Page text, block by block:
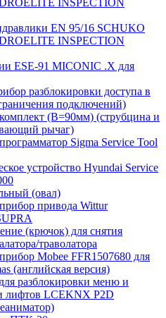
INSPECTION
EN 95/16 SCHUKO
INSPECTION
ESE-91 MICONIC .X для
разблокировки доступа в
подключений)
(В=90мм) (струбцина и
рычаг)
Sigma Service Tool
устройство Hyundai Service
(овал)
привода Wittur
(крючок) для снятия
траволатора
Mobee FFR1507680 для
(английская версия)
разблокировки меню и
лифтов LCEKNX P2D